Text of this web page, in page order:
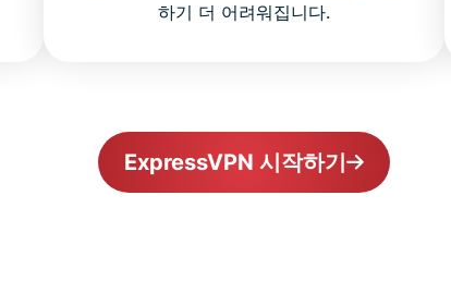
하기 더 어려워집니다.
ExpressVPN 시작하기